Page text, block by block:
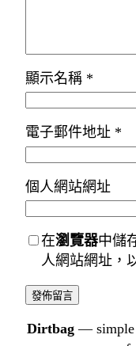
顯示名稱 *
電子郵件地址 *
個人網站網址
在瀏覽器中儲
人網站網址，
Dirtbag — simple